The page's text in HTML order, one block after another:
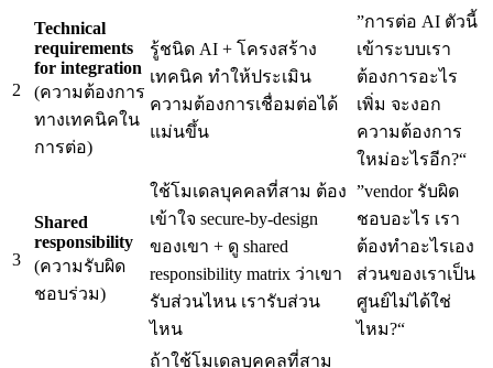
2
Technical
requirements
for integration
(ความต้องการ
ทางเทคนิคใน
การต่อ)
รู้ชนิด AI + โครงสร้าง
เทคนิค ทำให้ประเมิน
ความต้องการเชื่อมต่อได้
แม่นขึ้น
”การต่อ AI ตัวนี้
เข้าระบบเรา
ต้องการอะไร
เพิ่ม จะงอก
ความต้องการ
ใหม่อะไรอีก?“
3
Shared
responsibility
(ความรับผิด
ชอบร่วม)
ใช้โมเดลบุคคลที่สาม ต้อง
เข้าใจ secure-by-design
ของเขา + ดู shared
responsibility matrix ว่าเขา
รับส่วนไหน เรารับส่วน
ไหน
”vendor รับผิด
ชอบอะไร เรา
ต้องทำอะไรเอง
ส่วนของเราเป็น
ศูนย์ไม่ได้ใช่
ไหม?“
ถ้าใช้โมเดลบุคคลที่สาม